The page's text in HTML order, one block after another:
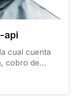
api
cual cuenta
cobro de
registro
-